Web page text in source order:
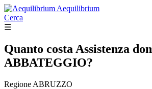
Aequilibrium
Cerca
☰
Quanto costa Assistenza
ABBATEGGIO?
Regione ABRUZZO